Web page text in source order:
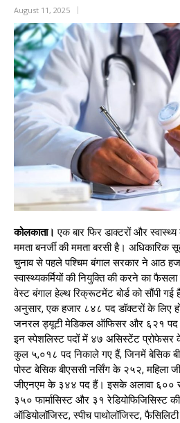
August 11, 2025
कोलकाता। एक बार फिर डाक्टरों और स्वास्थ्य
ममता बनर्जी की ममता बरसी है। अधिकारिक
चुनाव से पहले पश्चिम बंगाल सरकार ने आठ
स्वास्थ्यकर्मियों की नियुक्ति की करने का फैसला
वेस्ट बंगाल हेल्थ रिक्रूटमेंट बोर्ड को सौंपी
अनुसार, एक हजार ८४८ पद डॉक्टरों के लिए
जनरल ड्यूटी मेडिकल ऑफिसर और ६२१ पद
इन स्पेशलिस्ट पदों में ४७ असिस्टेंट प्रोफेसर
कुल ५,०१८ पद निकाले गए हैं, जिनमें बेसिक
पोस्ट बेसिक बीएससी नर्सिंग के २५२,
जीएनएम के ३४४ पद हैं। इसके अलावा ६००
३५० फार्मासिस्ट और ३१ रेडियोफिजिसिस्ट
ऑडियोलॉजिस्ट, स्पीच पाथोलॉजिस्ट,